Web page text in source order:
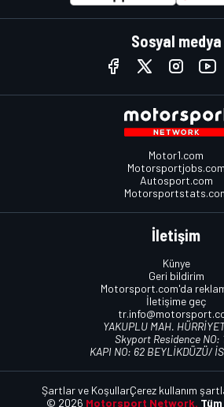
Sosyal medya
Motor1.com
Motorsportjobs.com
Autosport.com
İletişim
Künye
Geri bildirim
Motorsport.com'da
İletişime geç
YAKUPLU MAH.
Skyport Residence NO:
KAPI NO: 62 BEYLİKDÜZÜ/
© 2026 Motorsport Network.
Şartlar ve KoşullarÇerez kullanım